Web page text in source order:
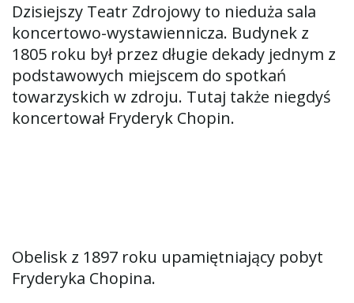
Dzisiejszy Teatr Zdrojowy to nieduża sala
koncertowo-wystawiennicza. Budynek z
1805 roku był przez długie dekady jednym z
podstawowych miejscem do spotkań
towarzyskich w zdroju. Tutaj także niegdyś
koncertował Fryderyk Chopin.
Obelisk z 1897 roku upamiętniający pobyt
Fryderyka Chopina.